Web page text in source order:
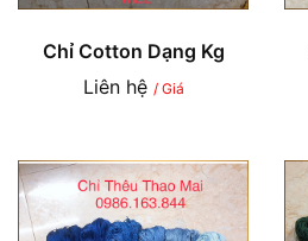
Chỉ Cotton Dạng Kg
Liên hệ / Giá